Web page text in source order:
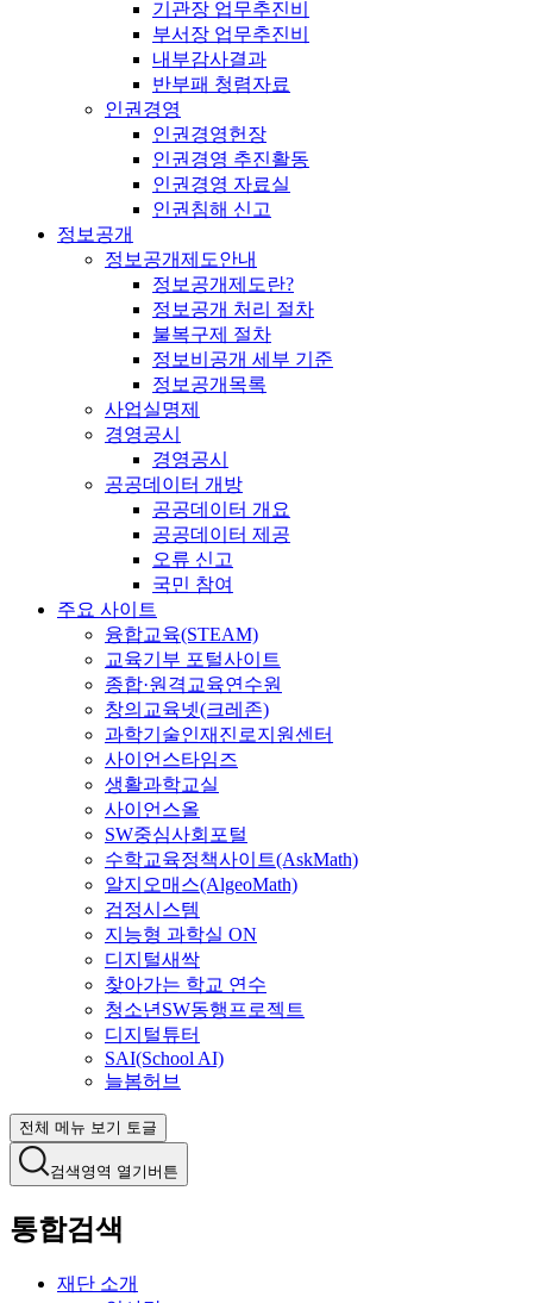
기관장 업무추진비
부서장 업무추진비
내부감사결과
반부패 청렴자료
인권경영
인권경영헌장
인권경영 추진활동
인권경영 자료실
인권침해 신고
정보공개
정보공개제도안내
정보공개제도란?
정보공개 처리 절차
불복구제 절차
정보비공개 세부 기준
정보공개목록
사업실명제
경영공시
경영공시
공공데이터 개방
공공데이터 개요
공공데이터 제공
오류 신고
국민 참여
주요 사이트
융합교육(STEAM)
교육기부 포털사이트
종합·원격교육연수원
창의교육넷(크레존)
과학기술인재진로지원센터
사이언스타임즈
생활과학교실
사이언스올
SW중심사회포털
수학교육정책사이트(AskMath)
알지오매스(AlgeoMath)
검정시스템
지능형 과학실 ON
디지털새싹
찾아가는 학교 연수
청소년SW동행프로젝트
디지털튜터
SAI(School AI)
늘봄허브
전체 메뉴 보기 토글
검색영역 열기버튼
통합검색
재단 소개